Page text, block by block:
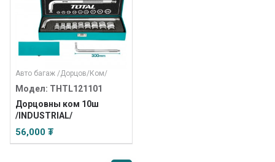
Авто багаж /Дорцов/Ком/
Модел: THTL121101
Дорцовны ком 10ш
/INDUSTRIAL/
56,000 ₮